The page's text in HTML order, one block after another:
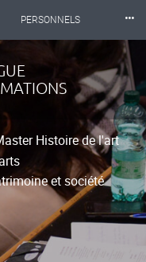
PERSONNELS
BIBLIOTHÈQUES
⸱⸱⸱
Histoire de l'art
et société